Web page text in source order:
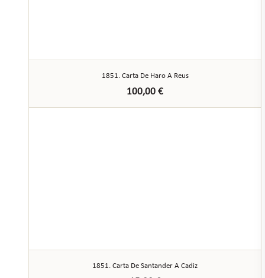
1851. Carta De Haro A Reus
100,00 €
1851. Carta De Santander A Cadiz